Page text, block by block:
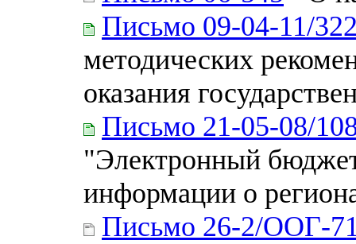
Письмо 09-04-11/
методических
оказания
Письмо 21-05-08/
"Электронный
информации о
Письмо 26-2/ООГ-